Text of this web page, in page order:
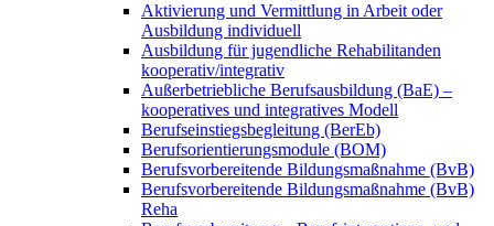
Aktivierung und Vermittlung in Arbeit oder
Ausbildung individuell
Ausbildung für jugendliche Rehabilitanden
kooperativ/integrativ
Außerbetriebliche Berufsausbildung (BaE) –
kooperatives und integratives Modell
Berufseinstiegsbegleitung (BerEb)
Berufsorientierungsmodule (BOM)
Berufsvorbereitende Bildungsmaßnahme (BvB)
Berufsvorbereitende Bildungsmaßnahme (BvB)
Reha